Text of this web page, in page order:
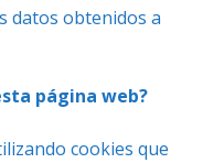
datos obtenidos a
página web?
cookies que